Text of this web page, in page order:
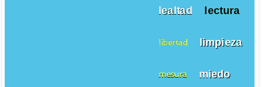
lealtad lectura
libertad limpieza
mesura miedo